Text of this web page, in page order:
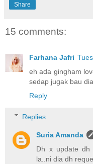
Share
15 comments:
Farhana Jafri
eh ada gingham
sedap jugak bau dia
Reply
Replies
Suria Amanda
Dh x update dh
la..ni dia dh